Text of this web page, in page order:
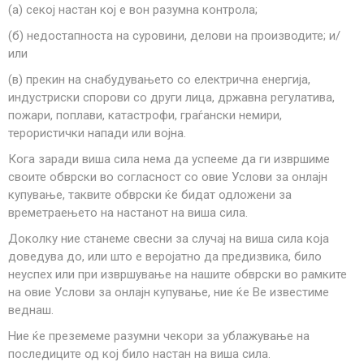
(а) секој настан кој е вон разумна контрола;
(б) недостапноста на суровини, делови на производите; и/
или
(в) прекин на снабудувањето со електрична енергија,
индустриски спорови со други лица, државна регулатива,
пожари, поплави, катастрофи, граѓански немири,
терористички напади или војна.
Кога заради виша сила нема да успееме да ги извршиме
своите обврски во согласност со овие Услови за онлајн
купување, таквите обврски ќе бидат одложени за
времетраењето на настанот на виша сила.
Доколку ние станеме свесни за случај на виша сила која
доведува до, или што е веројатно да предизвика, било
неуспех или при извршување на нашите обврски во рамките
на овие Услови за онлајн купување, ние ќе Ве известиме
веднаш.
Ние ќе преземеме разумни чекори за ублажување на
последиците од кој било настан на виша сила.